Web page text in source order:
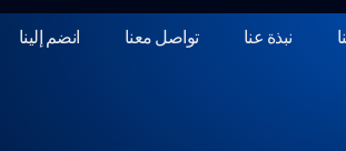
نبذة عنا تواصل معنا انضم إلينا